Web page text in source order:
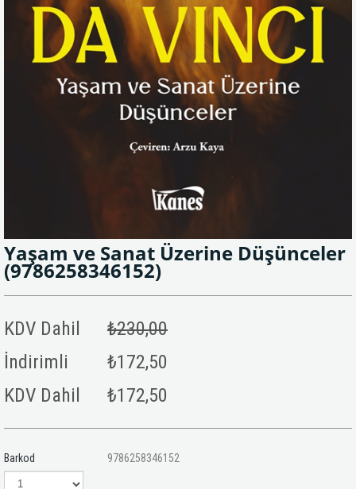
Yaşam ve Sanat Üzerine Düşünceler
(9786258346152)
KDV Dahil
₺230,00
İndirimli
₺172,50
KDV Dahil
₺172,50
Barkod 9786258346152